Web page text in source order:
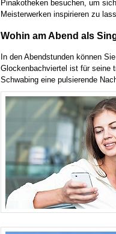
Pinakotheken besuchen, um
Meisterwerken inspirieren zu
Wohin am Abend als
In den Abendstunden können
Glockenbachviertel ist für seine
Schwabing eine pulsierende